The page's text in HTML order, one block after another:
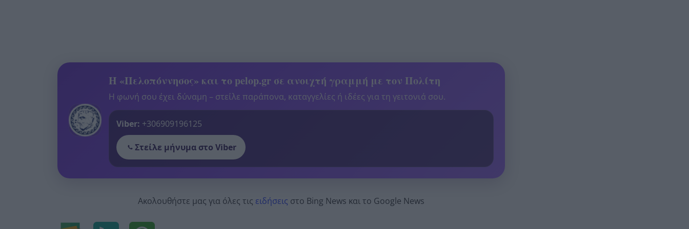
Η «Πελοπόννησος» και το pelop.gr σε ανοιχτή γραμμή με τον Πολίτη
Η φωνή σου έχει δύναμη – στείλε παράπονα, καταγγελίες ή ιδέες για τη γειτονιά σου.
Viber: +306909196125
Στείλε μήνυμα στο Viber
Ακολουθήστε μας για όλες τις ειδήσεις στο Bing News και το Google News